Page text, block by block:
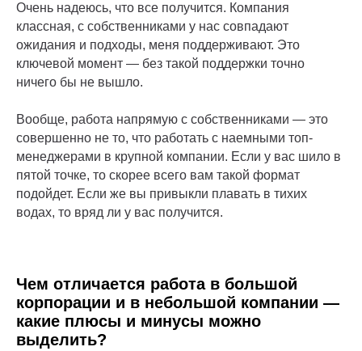
Очень надеюсь, что все получится. Компания
классная, с собственниками у нас совпадают
ожидания и подходы, меня поддерживают. Это
ключевой момент — без такой поддержки точно
ничего бы не вышло.
Вообще, работа напрямую с собственниками — это
совершенно не то, что работать с наемными топ-
менеджерами в крупной компании. Если у вас шило в
пятой точке, то скорее всего вам такой формат
подойдет. Если же вы привыкли плавать в тихих
водах, то вряд ли у вас получится.
Чем отличается работа в большой
корпорации и в небольшой компании —
какие плюсы и минусы можно
выделить?